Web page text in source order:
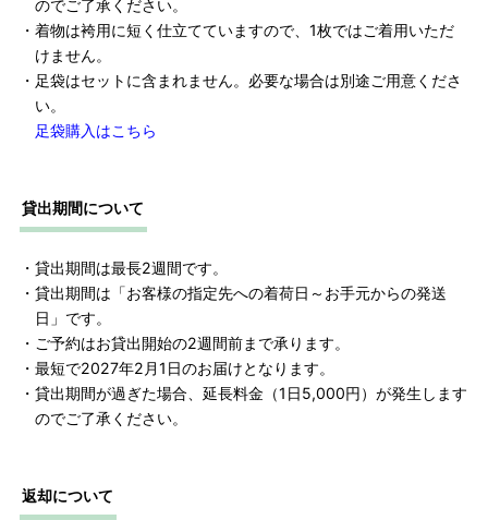
のでご了承ください。
・着物は袴用に短く仕立てていますので、1枚ではご着用いただ
けません。
・足袋はセットに含まれません。必要な場合は別途ご用意くださ
い。
足袋購入はこちら
貸出期間について
・貸出期間は最長2週間です。
・貸出期間は「お客様の指定先への着荷日～お手元からの発送
日」です。
・ご予約はお貸出開始の2週間前まで承ります。
・最短で2027年2月1日のお届けとなります。
・貸出期間が過ぎた場合、延長料金（1日5,000円）が発生します
のでご了承ください。
返却について